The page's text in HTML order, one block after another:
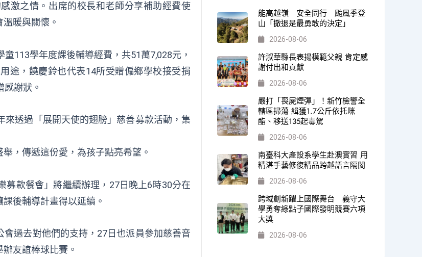
激之情。出席的校長和老師分享補助經費使
暖與關懷。
113學年度課後輔導經費，共51萬7,028元，
途，饒慶鈴也代表14所受贈偏鄉學校接受捐
謝狀。
透過「展開天使的翅膀」慈善募款活動，集
，傳遞這份愛，為孩子點亮希望。
募款餐會」將繼續辦理，27日晚上6時30分在
後輔導計畫得以延續。
過去對他們的支持，27日也派員參加慈善音
友誼棒球比賽。
能高越嶺 安全同行 颱風季登
山「撤退是最勇敢的決定」
2026-08-06
許淑華縣長表揚模範父親 肯定感
謝付出和貢獻
2026-08-06
嚴打「喪屍煙彈」！新竹檢警全
轄區掃蕩 緝獲1.7公斤依托咪
酯、移送135起毒駕
2026-08-06
南臺科大產設系學生赴澳實習 用
精湛手藝修復精品跨越語言隔閡
2026-08-06
跨域創新躍上國際舞台 義守大
學勇奪綠點子國際發明競賽六項
大獎
2026-08-06